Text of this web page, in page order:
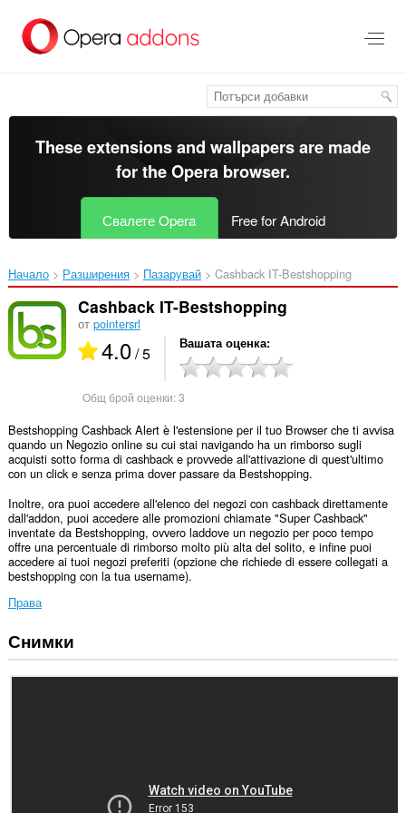
главното
съдържание
These extensions and wallpapers are made
for theOpera browser.
Свалете Opera Free for Android
Начало Разширения Пазарувай Cashback IT-Bestshopping‎
Cashback IT-Bestshopping
от pointersrl
4.0/ 5 Вашата оценка
Общ брой оценки:3
Bestshopping Cashback Alert è l'estensione per il tuo Browser che ti avvisa
quando un Negozio online su cui stai navigando ha un rimborso sugli
acquisti sotto forma di cashback e provvede all'attivazione di quest'ultimo
con un click e senza prima dover passare da Bestshopping.
Inoltre, ora puoi accedere all'elenco dei negozi con cashback direttamente
dall'addon, puoi accedere alle promozioni chiamate "Super Cashback"
inventate da Bestshopping, ovvero laddove un negozio per poco tempo
offre una percentuale di rimborso molto più alta del solito, e infine puoi
accedere ai tuoi negozi preferiti (opzione che richiede di essere collegati a
bestshopping con la tua username).
Права
Това
разширение
Снимки